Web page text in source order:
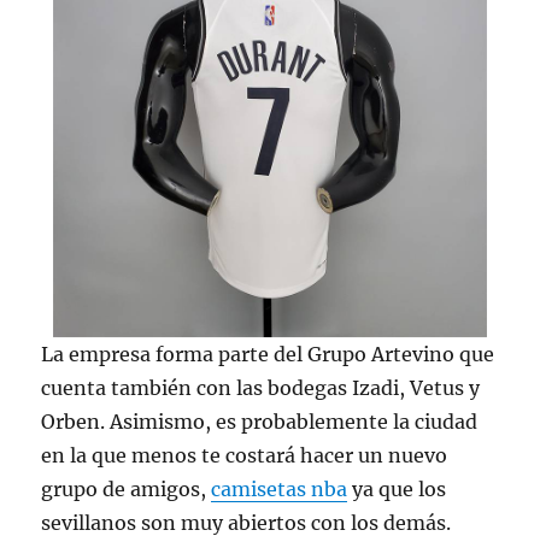
La empresa forma parte del Grupo Artevino que
cuenta también con las bodegas Izadi, Vetus y
Orben. Asimismo, es probablemente la ciudad
en la que menos te costará hacer un nuevo
grupo de amigos,camisetas nba ya que los
sevillanos son muy abiertos con los demás.